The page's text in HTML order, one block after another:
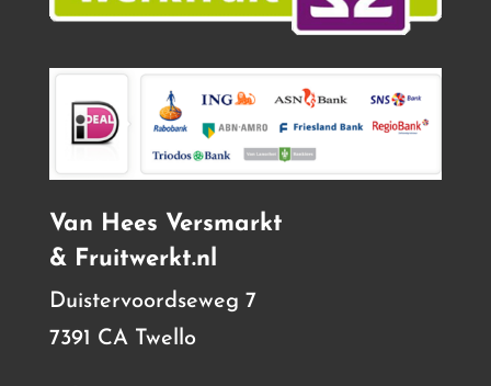
Van Hees Versmarkt
& Fruitwerkt.nl
Duistervoordseweg 7
7391 CA Twello